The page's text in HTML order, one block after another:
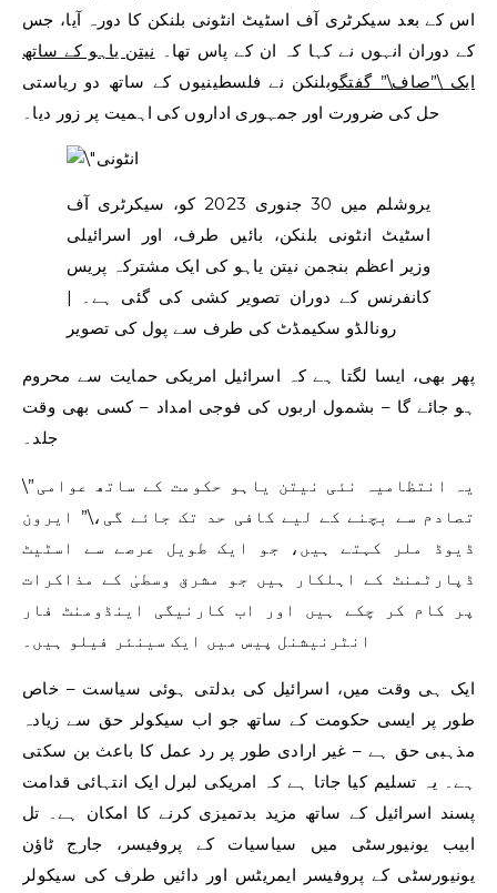
اس کے بعد سیکرٹری آف اسٹیٹ انٹونی بلنکن کا دورہ آیا، جس
کے دوران انہوں نے کہا کہ ان کے پاس تھا۔ نیتن یاہو کے ساتھ
ایک \”صاف\” گفتگوبلنکن نے فلسطینیوں کے ساتھ دو ریاستی
حل کی ضرورت اور جمہوری اداروں کی اہمیت پر زور دیا۔
یروشلم میں 30 جنوری 2023 کو، سیکرٹری آف
اسٹیٹ انٹونی بلنکن، بائیں طرف، اور اسرائیلی
وزیر اعظم بنجمن نیتن یاہو کی ایک مشترکہ پریس
کانفرنس کے دوران تصویر کشی کی گئی ہے۔ |
رونالڈو سکیمڈٹ کی طرف سے پول کی تصویر
پھر بھی، ایسا لگتا ہے کہ اسرائیل امریکی حمایت سے محروم
ہو جائے گا – بشمول اربوں کی فوجی امداد – کسی بھی وقت
جلد۔
\”یہ انتظامیہ نئی نیتن یاہو حکومت کے ساتھ عوامی
تصادم سے بچنے کے لیے کافی حد تک جائے گی،\” ایرون
ڈیوڈ ملر کہتے ہیں، جو ایک طویل عرصے سے اسٹیٹ
ڈپارٹمنٹ کے اہلکار ہیں جو مشرق وسطیٰ کے مذاکرات
پر کام کر چکے ہیں اور اب کارنیگی اینڈومنٹ فار
انٹرنیشنل پیس میں ایک سینئر فیلو ہیں۔
ایک ہی وقت میں، اسرائیل کی بدلتی ہوئی سیاست – خاص
طور پر ایسی حکومت کے ساتھ جو اب سیکولر حق سے زیادہ
مذہبی حق ہے – غیر ارادی طور پر رد عمل کا باعث بن سکتی
ہے۔ یہ تسلیم کیا جاتا ہے کہ امریکی لبرل ایک انتہائی قدامت
پسند اسرائیل کے ساتھ مزید بدتمیزی کرنے کا امکان ہے۔ تل
ابیب یونیورسٹی میں سیاسیات کے پروفیسر، جارج ٹاؤن
یونیورسٹی کے پروفیسر ایمریٹس اور دائیں طرف کی سیکولر